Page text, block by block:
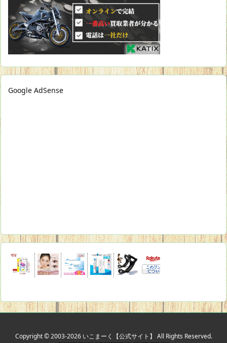
Google AdSense
Copyright ©2003-2026 いこまーく【公式サイト】 All Rights Reserved.